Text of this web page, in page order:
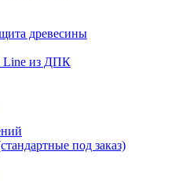
древесины
Line из ДПК
под заказ)